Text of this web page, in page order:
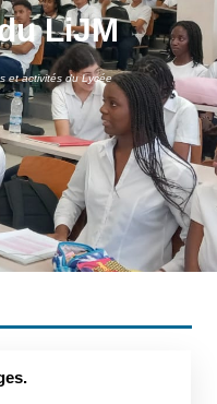
LiJM
et activités du Lycée